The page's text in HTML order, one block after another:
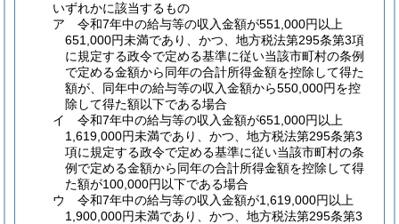
いずれかに該当するもの
ア
令和7年中の給与等の収入金額が551,000円以上
651,000円未満であり、かつ、地方税法第295条第3項
に規定する政令で定める基準に従い当該市町村の条例
で定める金額から同年の合計所得金額を控除して得た
額が、同年中の給与等の収入金額から550,000円を控
除して得た額以下である場合
イ
令和7年中の給与等の収入金額が651,000円以上
1,619,000円未満であり、かつ、地方税法第295条第3
項に規定する政令で定める基準に従い当該市町村の条
例で定める金額から同年の合計所得金額を控除して得
た額が100,000円以下である場合
ウ
令和7年中の給与等の収入金額が1,619,000円以上
1,900,000円未満であり、かつ、地方税法第295条第3